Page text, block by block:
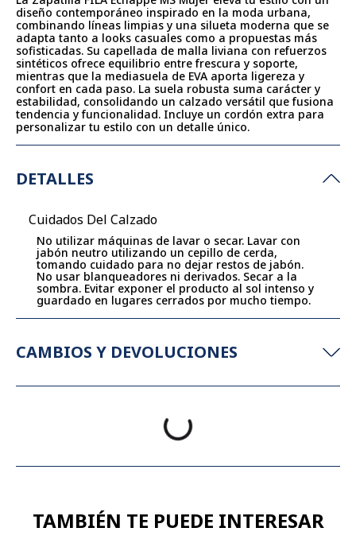
diseño contemporáneo inspirado en la moda urbana,
combinando líneas limpias y una silueta moderna que se
adapta tanto a looks casuales como a propuestas más
sofisticadas. Su capellada de malla liviana con refuerzos
sintéticos ofrece equilibrio entre frescura y soporte,
mientras que la mediasuela de EVA aporta ligereza y
confort en cada paso. La suela robusta suma carácter y
estabilidad, consolidando un calzado versátil que fusiona
tendencia y funcionalidad. Incluye un cordón extra para
personalizar tu estilo con un detalle único.
DETALLES
Cuidados Del Calzado
No utilizar máquinas de lavar o secar. Lavar con
jabón neutro utilizando un cepillo de cerda,
tomando cuidado para no dejar restos de jabón.
No usar blanqueadores ni derivados. Secar a la
sombra. Evitar exponer el producto al sol intenso y
guardado en lugares cerrados por mucho tiempo.
CAMBIOS Y DEVOLUCIONES
TAMBIÉN TE PUEDE INTERESAR